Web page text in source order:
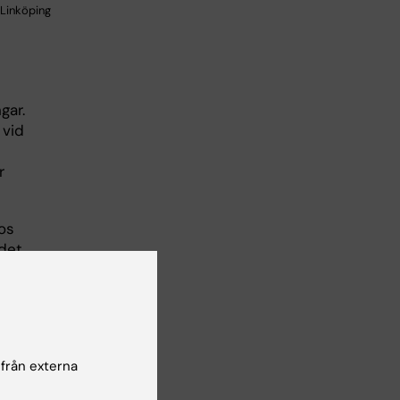
externa